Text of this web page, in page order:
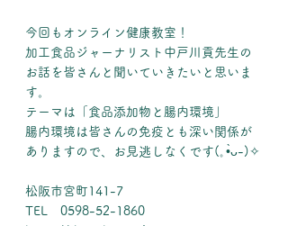
今回もオンライン健康教室！
加工食品ジャーナリスト中戸川貢先生の
お話を皆さんと聞いていきたいと思いま
す。
テーマは「食品添加物と腸内環境」
腸内環境は皆さんの免疫とも深い関係が
ありますので、お見逃しなくです(｡•̀ᴗ-)✧
松阪市宮町141-7
TEL　0598-52-1860